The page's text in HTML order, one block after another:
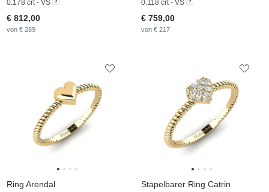
0.178 crt - VS
€ 812,00
von € 289
0.118 crt - VS
€ 759,00
von € 217
Ring Arendal Stapelbarer Ring Catrin